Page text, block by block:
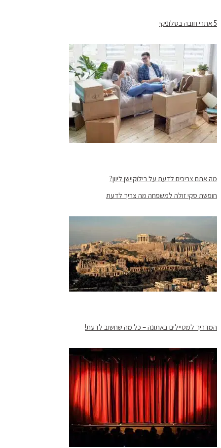
5 אתרי חובה בסלוניקי
מה אתם צריכים לדעת על רילוקיישן ליוון?
חופשת סקי זולה למשפחה מה צריך לדעת
המדריך למטיילים באתונה – כל מה שחשוב לדעת!